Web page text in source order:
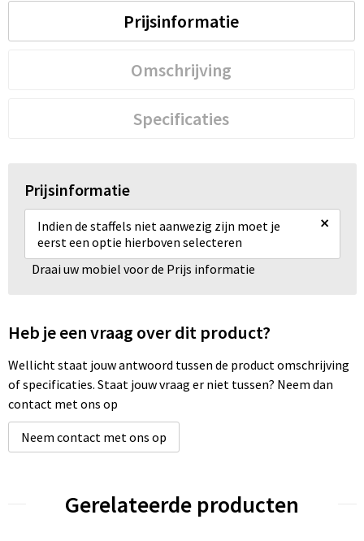
Prijsinformatie
Omschrijving
Specificaties
Prijsinformatie
Indien de staffels niet aanwezig zijn moet je
eerst een optie hierboven selecteren
×
Draai uw mobiel voor de Prijs informatie
Heb je een vraag over dit product?
Wellicht staat jouw antwoord tussen de product omschrijving
of specificaties. Staat jouw vraag er niet tussen? Neem dan
contact met ons op
Neem contact met ons op
Gerelateerde producten